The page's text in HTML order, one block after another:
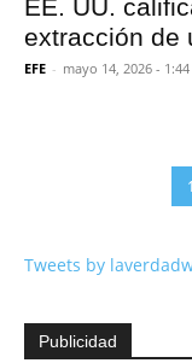
EE. UU.
extracción de
EFE - mayo 14, 2026 -
1
Tweets by
Publicidad